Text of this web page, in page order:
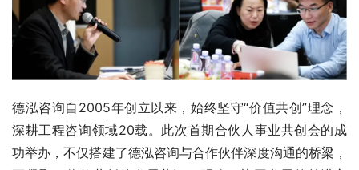
德泓咨询自2005年创立以来，始终坚守“价值共创”理念，
深耕工程咨询领域20载。此次首期合伙人事业共创会的成
功举办，不仅搭建了德泓咨询与合作伙伴深度沟通的桥梁，